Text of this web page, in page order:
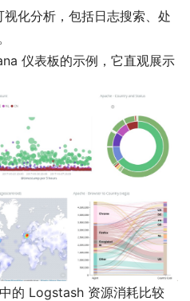
化分析，包括日志搜索、处
仪表板的示例，它直观展示
的 Logstash 资源消耗比较